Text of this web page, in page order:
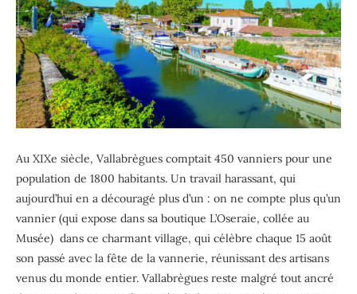
Au XIXe siècle, Vallabrègues comptait 450 vanniers pour une
population de 1800 habitants. Un travail harassant, qui
aujourd’hui en a découragé plus d’un : on ne compte plus qu’un
vannier (qui expose dans sa boutique L’Oseraie, collée au
Musée) dans ce charmant village, qui célèbre chaque 15 août
son passé avec la fête de la vannerie, réunissant des artisans
venus du monde entier. Vallabrègues reste malgré tout ancré